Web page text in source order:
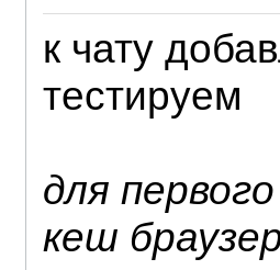
к чату
тестируем
для
кеш